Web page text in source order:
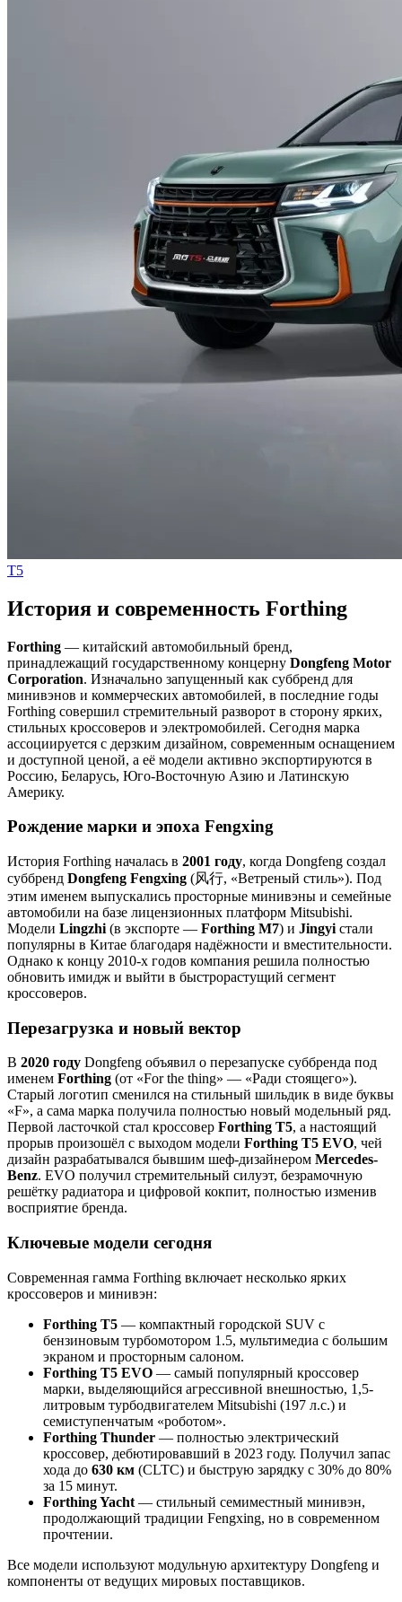
T5
История и современность Forthing
Forthing — китайский автомобильный бренд,
принадлежащий государственному концерну Dongfeng Motor
Corporation. Изначально запущенный как суббренд для
минивэнов и коммерческих автомобилей, в последние годы
Forthing совершил стремительный разворот в сторону ярких,
стильных кроссоверов и электромобилей. Сегодня марка
ассоциируется с дерзким дизайном, современным оснащением
и доступной ценой, а её модели активно экспортируются в
Россию, Беларусь, Юго-Восточную Азию и Латинскую
Америку.
Рождение марки и эпоха Fengxing
История Forthing началась в 2001 году, когда Dongfeng создал
суббренд Dongfeng Fengxing (风行, «Ветреный стиль»). Под
этим именем выпускались просторные минивэны и семейные
автомобили на базе лицензионных платформ Mitsubishi.
Модели Lingzhi (в экспорте — Forthing M7) и Jingyi стали
популярны в Китае благодаря надёжности и вместительности.
Однако к концу 2010-х годов компания решила полностью
обновить имидж и выйти в быстрорастущий сегмент
кроссоверов.
Перезагрузка и новый вектор
В 2020 году Dongfeng объявил о перезапуске суббренда под
именем Forthing (от «For the thing» — «Ради стоящего»).
Старый логотип сменился на стильный шильдик в виде буквы
«F», а сама марка получила полностью новый модельный ряд.
Первой ласточкой стал кроссовер Forthing T5, а настоящий
прорыв произошёл с выходом модели Forthing T5 EVO, чей
дизайн разрабатывался бывшим шеф-дизайнером Mercedes-
Benz. EVO получил стремительный силуэт, безрамочную
решётку радиатора и цифровой кокпит, полностью изменив
восприятие бренда.
Ключевые модели сегодня
Современная гамма Forthing включает несколько ярких
кроссоверов и минивэн:
Forthing T5 — компактный городской SUV с
бензиновым турбомотором 1.5, мультимедиа с большим
экраном и просторным салоном.
Forthing T5 EVO — самый популярный кроссовер
марки, выделяющийся агрессивной внешностью, 1,5-
литровым турбодвигателем Mitsubishi (197 л.с.) и
семиступенчатым «роботом».
Forthing Thunder — полностью электрический
кроссовер, дебютировавший в 2023 году. Получил запас
хода до 630 км (CLTC) и быструю зарядку с 30% до 80%
за 15 минут.
Forthing Yacht — стильный семиместный минивэн,
продолжающий традиции Fengxing, но в современном
прочтении.
Все модели используют модульную архитектуру Dongfeng и
компоненты от ведущих мировых поставщиков.